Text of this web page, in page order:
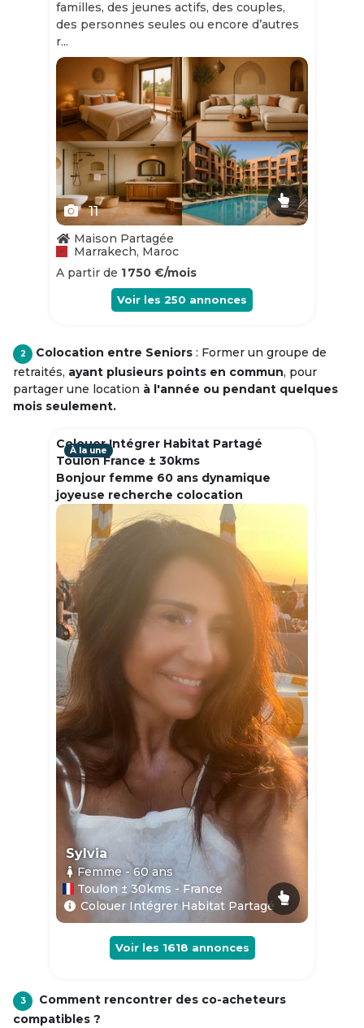
familles, des jeunes actifs, des couples,
des personnes seules ou encore d’autres
r...
Slide 1 of 11
11
Maison Partagée
Marrakech, Maroc
A partir de 1 750 €/mois
Voir les 250 annonces
2 Colocation entre Seniors : Former un groupe de
retraités, ayant plusieurs points en commun, pour
partager une location à l'année ou pendant quelques
mois seulement.
Colouer Intégrer Habitat Partagé
Toulon France ± 30kms
Bonjour femme 60 ans dynamique
joyeuse recherche colocation
À la une
Sylvia
Femme - 60ans
Toulon ± 30kms - France
Colouer Intégrer Habitat Partagé
Voir les 1618 annonces
3
Comment rencontrer des co-acheteurs
compatibles ?